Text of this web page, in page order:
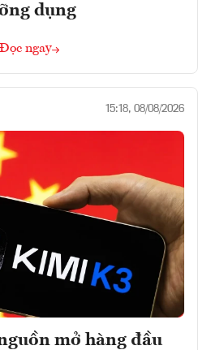
dụng
Đọc ngay
15:18, 08/08/2026
mở hàng đầu